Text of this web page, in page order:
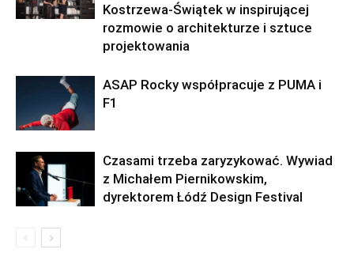
Kostrzewa-Świątek w inspirującej
rozmowie o architekturze i sztuce
projektowania
ASAP Rocky współpracuje z PUMA i
F1
Czasami trzeba zaryzykować. Wywiad
z Michałem Piernikowskim,
dyrektorem Łódź Design Festival